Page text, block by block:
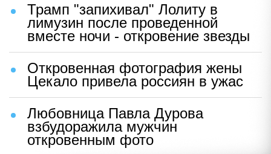
Трамп "запихивал" Лолиту в
лимузин после проведенной
вместе ночи - откровение звезды
Откровенная фотография жены
Цекало привела россиян в ужас
Любовница Павла Дурова
взбудоражила мужчин
откровенным фото